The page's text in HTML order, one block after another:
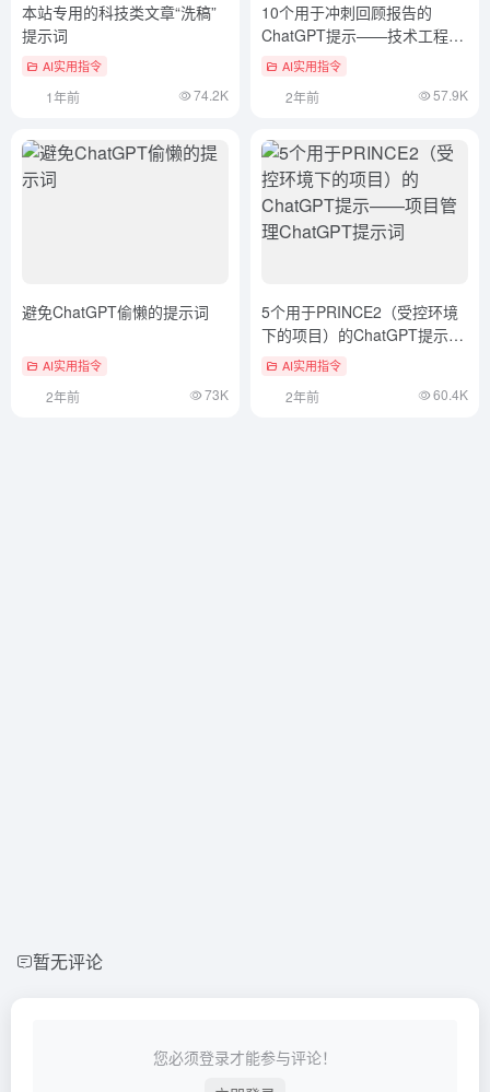
本站专用的科技类文章“洗稿”
提示词
AI实用指令
1年前 74.2K
10个用于冲刺回顾报告的
ChatGPT提示——技术工程
ChatGPT提示词
AI实用指令
2年前 57.9K
避免ChatGPT偷懒的提示词
AI实用指令
2年前 73K
5个用于PRINCE2（受控环境
下的项目）的ChatGPT提示
——项目管理ChatGPT提示词
AI实用指令
2年前 60.4K
暂无评论
您必须登录才能参与评论！